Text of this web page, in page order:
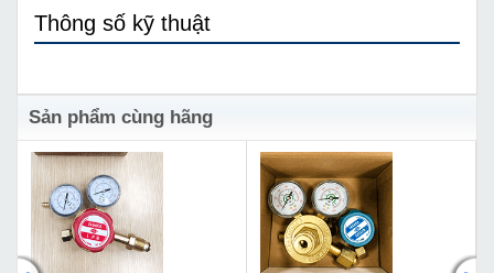
Thông số kỹ thuật
Sản phẩm cùng hãng